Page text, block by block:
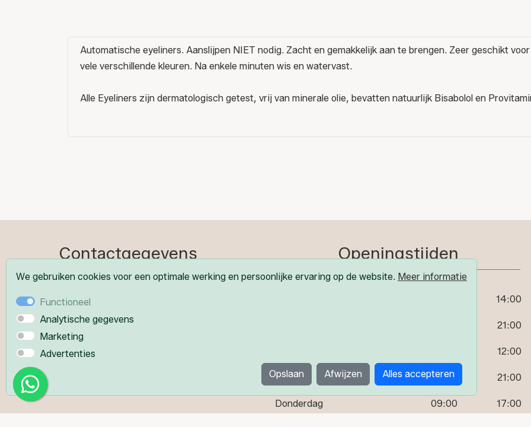
Automatische eyeliners. Aanslijpen NIET nodig. Zacht en gemakkelijk aan te brengen. Zeer geschikt
vele verschillende kleuren. Na enkele minuten wis en watervast.
Alle Eyeliners zijn dermatologisch getest, vrij van minerale olie, bevatten natuurlijk Bisabolol en
Contactgegevens
Beautysalon Sjantine
Poolster 12
7782ST De Krim
06-34214447
info@beautysalonsjantine.nl
Openingstijden
14:00
21:00
12:00
18:30 21:00
Donderdag 09:00 17:00
We gebruiken cookies voor een optimale werking en persoonlijke ervaring op de website. Meer informatie
Functioneel
Analytische gegevens
Marketing
Advertenties
Alles accepteren
Afwijzen
Opslaan